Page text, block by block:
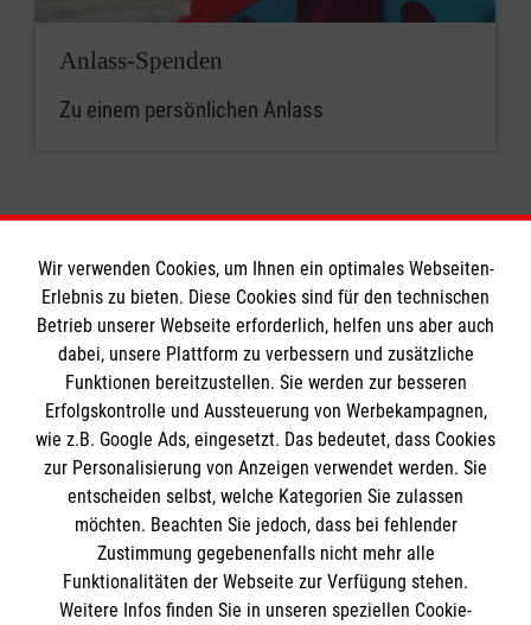
Anlass-Spenden
Zu einem persönlichen Anlass
Informationen
Impressum
Datenschutz
Barrierefreiheit
Kontakt
Die Malteser
Malteser in Deutschland
Malteserorden
Sharepoint
Spendenkonto
Wir verwenden Cookies, um Ihnen ein optimales Webseiten-
Erlebnis zu bieten. Diese Cookies sind für den technischen
Betrieb unserer Webseite erforderlich, helfen uns aber auch
dabei, unsere Plattform zu verbessern und zusätzliche
Funktionen bereitzustellen. Sie werden zur besseren
Erfolgskontrolle und Aussteuerung von Werbekampagnen,
wie z.B. Google Ads, eingesetzt. Das bedeutet, dass Cookies
zur Personalisierung von Anzeigen verwendet werden. Sie
entscheiden selbst, welche Kategorien Sie zulassen
möchten. Beachten Sie jedoch, dass bei fehlender
Zustimmung gegebenenfalls nicht mehr alle
Funktionalitäten der Webseite zur Verfügung stehen.
Weitere Infos finden Sie in unseren speziellen Cookie-